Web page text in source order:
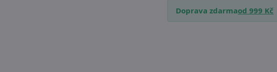
Doprava zdarmaod 999 Kč